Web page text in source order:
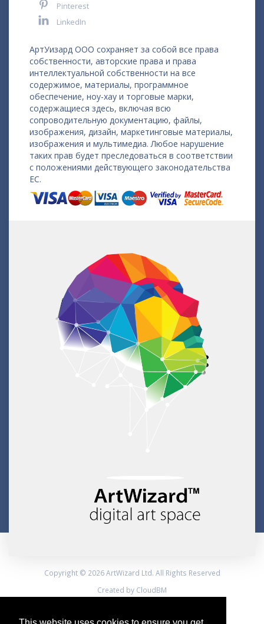
Pinterest
LinkedIn
АртУизард ООО сохраняет за собой все права
собственности, авторские права и права
интеллектуальной собственности на все
содержимое, материалы, программное
обеспечение, ноу-хау и торговые марки,
содержащиеся здесь, включая всю
сопроводительную документацию, файлы,
изображения, дизайн, маркетинговые материалы,
изображения и мультимедиа. Любое нарушение
таких прав будет преследоваться в соответствии
с положениями действующего законодательства
ЕС.
Copyright © 2026 ArtWizard Ltd. All Rights Reserved
Created by CloudBM